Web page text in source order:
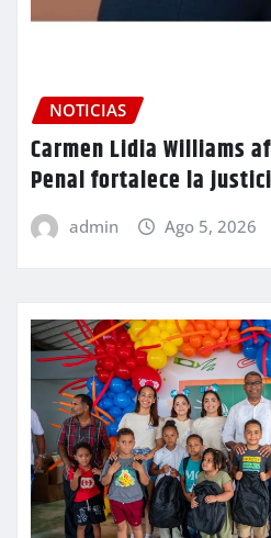
NOTICIAS
Carmen Lidia Williams
Penal fortalece la
admin Ago 5, 2026